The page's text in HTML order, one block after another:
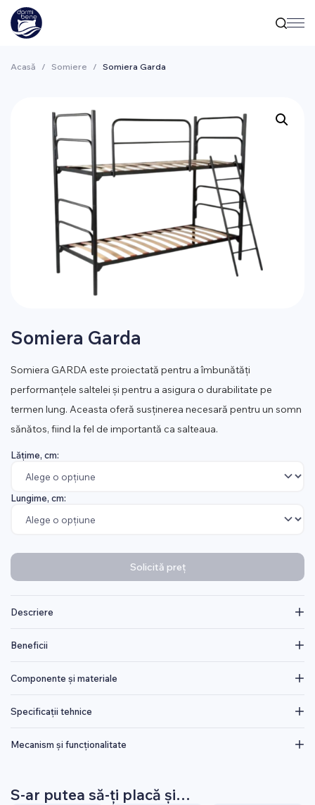
Acasă / Somiere / Somiera Garda
Somiera Garda
Somiera GARDA este proiectată pentru a îmbunătăți
performanțele saltelei și pentru a asigura o durabilitate pe
termen lung. Aceasta oferă susținerea necesară pentru un somn
sănătos, fiind la fel de importantă ca salteaua.
Lățime, cm:
Lungime, cm:
Solicită preț
Descriere
Beneficii
Componente și materiale
Specificații tehnice
Mecanism și funcționalitate
S-ar putea să-ți placă și…